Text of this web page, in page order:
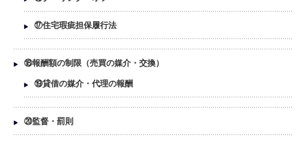
⑰住宅瑕疵担保履行法
⑱報酬額の制限（売買の媒介・交換）
⑲貸借の媒介・代理の報酬
⑳監督・罰則